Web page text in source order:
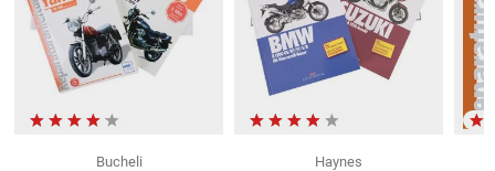
Bucheli
Haynes